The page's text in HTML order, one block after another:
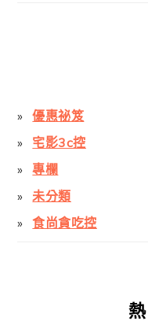
優惠祕笈
宅影3c控
專欄
未分類
食尚貪吃控